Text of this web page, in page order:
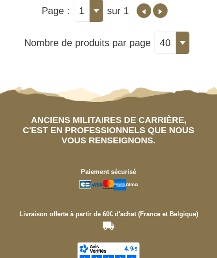
Page : 1 sur 1
Nombre de produits par page 40
ANCIENS MILITAIRES DE CARRIÈRE,
C'EST EN PROFESSIONNELS QUE NOUS
VOUS RENSEIGNONS.
Paiement sécurisé
Livraison offerte à partir de 60€ d'achat (France et Belgique)